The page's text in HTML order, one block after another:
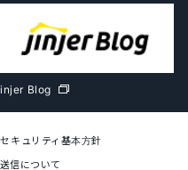
Blog
キュリティ基本方針
信について